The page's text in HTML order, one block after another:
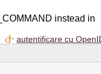
instead in
autentificare cu